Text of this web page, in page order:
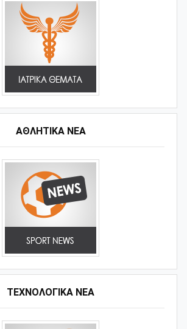
ΑΘΛΗΤΙΚΆ ΝΈΑ
ΤΕΧΝΟΛΟΓΙΚΑ ΝΕΑ